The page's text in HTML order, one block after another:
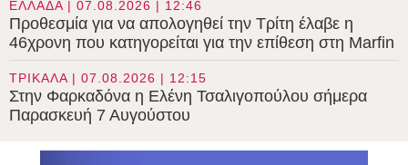
ΕΛΛΑΔΑ | 07.08.2026 | 12:46
Προθεσμία για να απολογηθεί την Τρίτη έλαβε η
46χρονη που κατηγορείται για την επίθεση στη Marfin
ΤΡΙΚΑΛΑ | 07.08.2026 | 12:15
Στην Φαρκαδόνα η Ελένη Τσαλιγοπούλου σήμερα
Παρασκευή 7 Αυγούστου